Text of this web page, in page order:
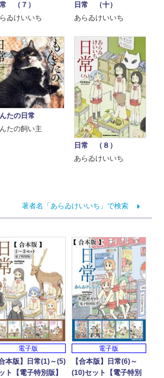
（７）
ゐけいいち
日常 （十）
あらゐけいいち
たの日常
たの飼い主
日常 （８）
あらゐけいいち
著者名「あらゐけいいち」で検索
電子版
合本版】日常(1)～(5)
ト【電子特別版】
電子版
【合本版】日常(6)～
(10)セット【電子特別